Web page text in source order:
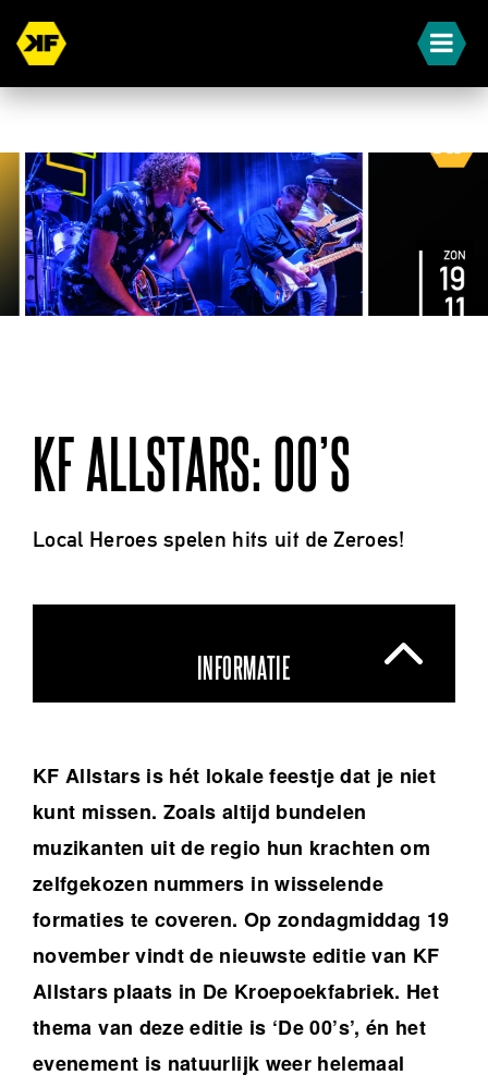
KF ALLSTARS: 00’S
Local Heroes spelen hits uit de Zeroes!
INFORMATIE
KF Allstars is hét lokale feestje dat je niet
kunt missen. Zoals altijd bundelen
muzikanten uit de regio hun krachten om
zelfgekozen nummers in wisselende
formaties te coveren. Op zondagmiddag 19
november vindt de nieuwste editie van KF
Allstars plaats in De Kroepoekfabriek. Het
thema van deze editie is ‘De 00’s’, én het
evenement is natuurlijk weer helemaal